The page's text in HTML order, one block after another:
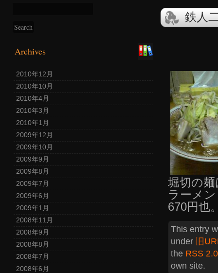
Archives
2010年12月
2010年10月
2010年4月
2010年3月
2010年1月
2009年12月
2009年10月
2009年9月
2009年8月
2009年7月
2009年6月
2009年1月
2008年11月
2008年9月
2008年8月
2008年7月
2008年6月
鉄人
堀切の
ラーメ
670円也
This entry
under 旧
the RSS 2.0
own site.